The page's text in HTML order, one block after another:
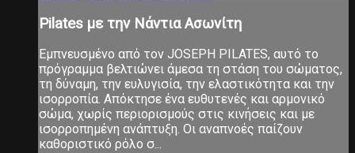
Pilates με την Νάντια Ασωνίτη
Εμπνευσμένο από τον JOSEPH PILATES, αυτό το
πρόγραμμα βελτιώνει άμεσα τη στάση του σώματος,
τη δύναμη, την ευλυγισία, την ελαστικότητα και την
ισορροπία. Απόκτησε ένα ευθυτενές και αρμονικό
σώμα, χωρίς περιορισμούς στις κινήσεις και με
ισορροπημένη ανάπτυξη. Οι αναπνοές παίζουν
καθοριστικό ρόλο σ...